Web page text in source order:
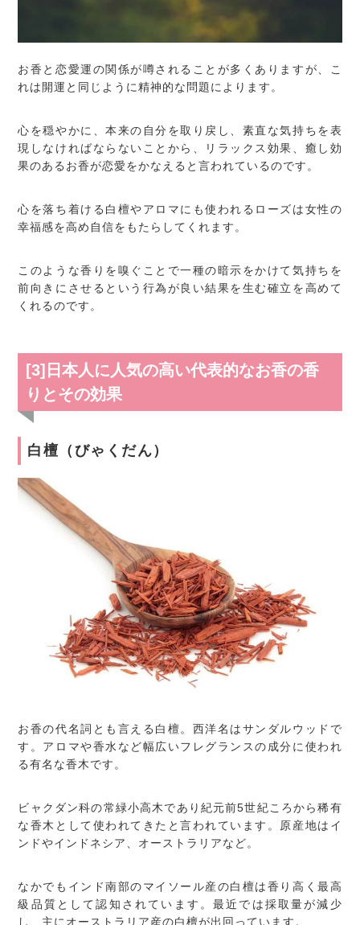
お香と恋愛運の関係が噂されることが多くありますが、こ
れは開運と同じように精神的な問題によります。
心を穏やかに、本来の自分を取り戻し、素直な気持ちを表
現しなければならないことから、リラックス効果、癒し効
果のあるお香が恋愛をかなえると言われているのです。
心を落ち着ける白檀やアロマにも使われるローズは女性の
幸福感を高め自信をもたらしてくれます。
このような香りを嗅ぐことで一種の暗示をかけて気持ちを
前向きにさせるという行為が良い結果を生む確立を高めて
くれるのです。
[3]日本人に人気の高い代表的なお香の香
りとその効果
白檀（びゃくだん）
お香の代名詞とも言える白檀。西洋名はサンダルウッドで
す。アロマや香水など幅広いフレグランスの成分に使われ
る有名な香木です。
ビャクダン科の常緑小高木であり紀元前5世紀ころから稀有
な香木として使われてきたと言われています。原産地はイ
ンドやインドネシア、オーストラリアなど。
なかでもインド南部のマイソール産の白檀は香り高く最高
級品質として認知されています。最近では採取量が減少
し、主にオーストラリア産の白檀が出回っています。